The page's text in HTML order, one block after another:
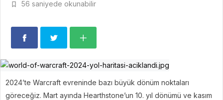
56 saniyede okunabilir
2024’te Warcraft evreninde bazı büyük dönüm noktaları
göreceğiz. Mart ayında Hearthstone’un 10. yıl dönümü ve kasım